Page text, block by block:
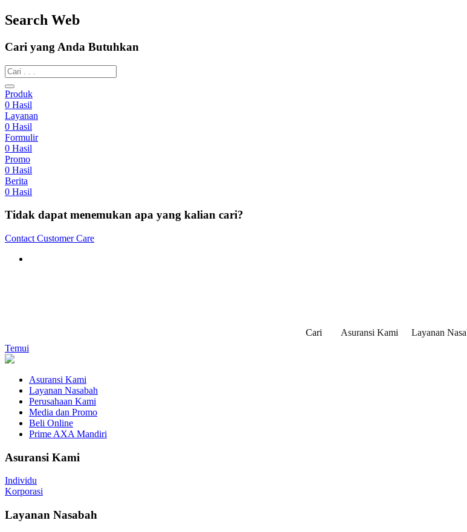
Search Web
Cari yang Anda Butuhkan
Produk
0 Hasil
Layanan
0 Hasil
Formulir
0 Hasil
Promo
0 Hasil
Berita
0 Hasil
Tidak dapat menemukan apa yang kalian cari?
Contact Customer Care
Cari Asuransi Kami Layanan
Temui
Asuransi Kami
Layanan Nasabah
Perusahaan Kami
Media dan Promo
Beli Online
Prime AXA Mandiri
Asuransi Kami
Individu
Korporasi
Layanan Nasabah